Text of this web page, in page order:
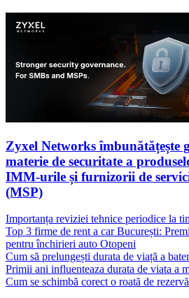
Zyxel Networks îmbunătățește
materie de securitate a
IMM-urile și furnizorii de
(MSP)
Importanța reviziei tehnice periodice la
Top 3 firme de rent a car București:
pentru închirieri auto Otopeni
Cum să prelungești durata de viață a
Primii ani influenteaza durata de viata a
Cum se schimbă corect o roată de